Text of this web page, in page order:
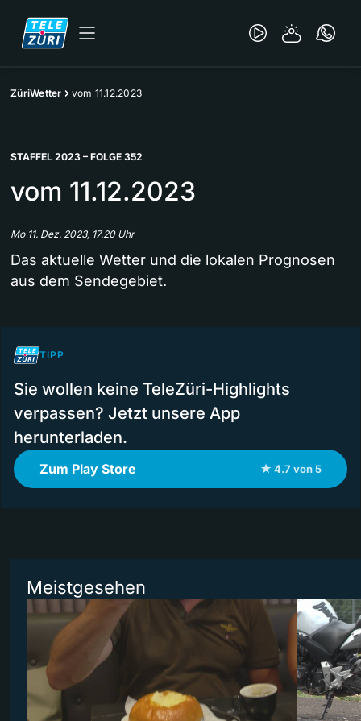
ZüriWetter vom 11.12.2023
STAFFEL 2023 – FOLGE 352
vom 11.12.2023
Mo 11. Dez. 2023, 17.20 Uhr
Das aktuelle Wetter und die lokalen Prognosen
aus dem Sendegebiet.
TIPP
Sie wollen keine TeleZüri-Highlights
verpassen? Jetzt unsere App
herunterladen.
Zum Play Store ★ 4.7 von 5
Meistgesehen